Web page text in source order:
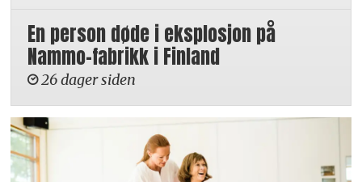
En person døde i eksplosjon på
Nammo-fabrikk i Finland
26 dager siden